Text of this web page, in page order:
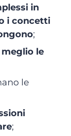
in
i concetti
;
le
le
;